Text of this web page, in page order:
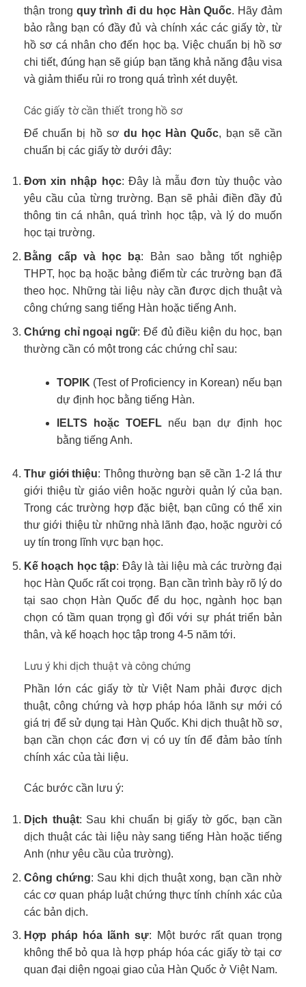
thận trong quy trình đi du học Hàn Quốc. Hãy đảm
bảo rằng bạn có đầy đủ và chính xác các giấy tờ, từ
hồ sơ cá nhân cho đến học bạ. Việc chuẩn bị hồ sơ
chi tiết, đúng hạn sẽ giúp bạn tăng khả năng đậu visa
và giảm thiểu rủi ro trong quá trình xét duyệt.
Các giấy tờ cần thiết trong hồ sơ
Để chuẩn bị hồ sơ du học Hàn Quốc, bạn sẽ cần
chuẩn bị các giấy tờ dưới đây:
Đơn xin nhập học: Đây là mẫu đơn tùy thuộc vào
yêu cầu của từng trường. Bạn sẽ phải điền đầy đủ
thông tin cá nhân, quá trình học tập, và lý do muốn
học tại trường.
Bằng cấp và học bạ: Bản sao bằng tốt nghiệp
THPT, học bạ hoặc bảng điểm từ các trường bạn đã
theo học. Những tài liệu này cần được dịch thuật và
công chứng sang tiếng Hàn hoặc tiếng Anh.
Chứng chỉ ngoại ngữ: Để đủ điều kiện du học, bạn
thường cần có một trong các chứng chỉ sau:
TOPIK (Test of Proficiency in Korean) nếu bạn
dự định học bằng tiếng Hàn.
IELTS hoặc TOEFL nếu bạn dự định học
bằng tiếng Anh.
Thư giới thiệu: Thông thường bạn sẽ cần 1-2 lá thư
giới thiệu từ giáo viên hoặc người quản lý của bạn.
Trong các trường hợp đặc biệt, bạn cũng có thể xin
thư giới thiệu từ những nhà lãnh đạo, hoặc người có
uy tín trong lĩnh vực bạn học.
Kế hoạch học tập: Đây là tài liệu mà các trường đại
học Hàn Quốc rất coi trọng. Bạn cần trình bày rõ lý do
tại sao chọn Hàn Quốc để du học, ngành học bạn
chọn có tầm quan trọng gì đối với sự phát triển bản
thân, và kế hoạch học tập trong 4-5 năm tới.
Lưu ý khi dịch thuật và công chứng
Phần lớn các giấy tờ từ Việt Nam phải được dịch
thuật, công chứng và hợp pháp hóa lãnh sự mới có
giá trị để sử dụng tại Hàn Quốc. Khi dịch thuật hồ sơ,
bạn cần chọn các đơn vị có uy tín để đảm bảo tính
chính xác của tài liệu.
Các bước cần lưu ý:
Dịch thuật: Sau khi chuẩn bị giấy tờ gốc, bạn cần
dịch thuật các tài liệu này sang tiếng Hàn hoặc tiếng
Anh (như yêu cầu của trường).
Công chứng: Sau khi dịch thuật xong, bạn cần nhờ
các cơ quan pháp luật chứng thực tính chính xác của
các bản dịch.
Hợp pháp hóa lãnh sự: Một bước rất quan trọng
không thể bỏ qua là hợp pháp hóa các giấy tờ tại cơ
quan đại diện ngoại giao của Hàn Quốc ở Việt Nam.